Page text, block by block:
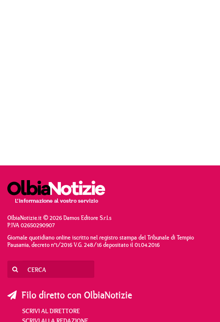
OlbiaNotizie.it © 2026 Damos Editore S.r.l.s
P.IVA 02650290907
Giornale quotidiano online iscritto nel registro stampa del Tribunale di Tempio
Pausania, decreto n°1/2016 V.G. 248/16 depositato il 01.04.2016
Filo diretto con OlbiaNotizie
SCRIVI AL DIRETTORE